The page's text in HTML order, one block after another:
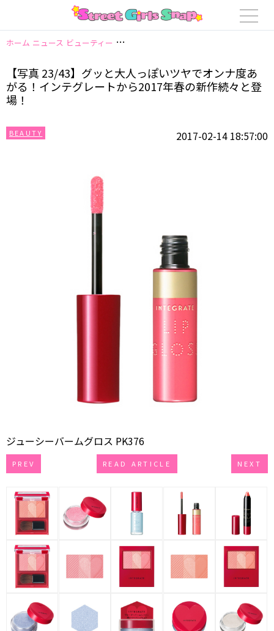
ホーム ニュース ビューティー 【写真 23/43】グッと大人っぽいツヤでオ
【写真 23/43】グッと大人っぽいツヤでオンナ度あ
がる！インテグレートから2017年春の新作続々と登
場！
BEAUTY 2017-02-14 18:57:00
ジューシーバームグロス PK376
PREV READ ARTICLE NEXT